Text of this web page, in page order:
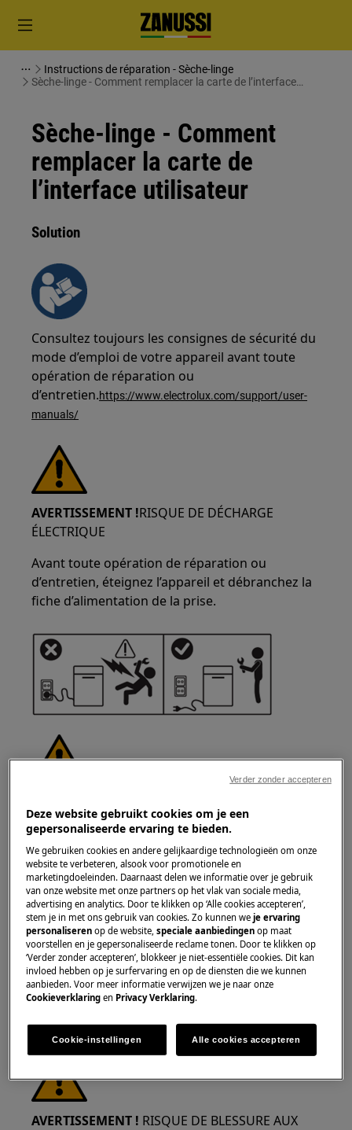
Instructions de réparation - Sèche-linge
Sèche-linge - Comment remplacer la carte de l’interface
Sèche-linge - Comment
remplacer la carte de
l’interface utilisateur
Solution
Consultez toujours les consignes de sécurité du
mode d’emploi de votre appareil avant toute
opération de réparation ou
d’entretien.https://www.electrolux.com/support/user-
manuals/
AVERTISSEMENT !RISQUE DE DÉCHARGE
ÉLECTRIQUE
Avant toute opération de réparation ou
d’entretien, éteignez l’appareil et débranchez la
fiche d’alimentation de la prise.
Faites toujours attention lorsque vous déplacez
des appareils. Pour les appareils lourds, il est
plus sûr de les déplacer à deux personnes.
Utilisez toujours des gants de sécurité et des
chaussures de sécurité. Portez des gants de
sécurité en permanence pour vous protéger
des coupures causées par les bords tranchants.
AVERTISSEMENT ! RISQUE DE BLESSURE AUX
Deze website gebruikt cookies om je een
gepersonaliseerde ervaring te bieden.
We gebruiken cookies en andere gelijkaardige technologieën om onze
website te verbeteren, alsook voor promotionele en
marketingdoeleinden. Daarnaast delen we informatie over je gebruik
van onze website met onze partners op het vlak van sociale media,
advertising en analytics. Door te klikken op ‘Alle cookies accepteren’,
stem je in met ons gebruik van cookies. Zo kunnen weje ervaring
personaliseren op de website,speciale aanbiedingen op maat
voorstellen en je gepersonaliseerde reclame tonen. Door te klikken op
‘Verder zonder accepteren’, blokkeer je niet-essentiële cookies. Dit kan
invloed hebben op je surfervaring en op de diensten die we kunnen
aanbieden. Voor meer informatie verwijzen we je naar onze
Cookieverklaring en Privacy Verklaring.
Cookie-instellingen Alle cookies accepteren
Verder zonder accepteren